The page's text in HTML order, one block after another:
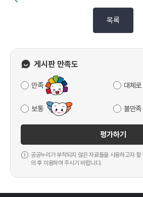
목록
게시판 만족도
만족 대체
보통 불만족
평가하기
공공누리가 부착되지 않은 자료들을 사용하고자 할
의 후 이용하여 주시기 바랍니다.